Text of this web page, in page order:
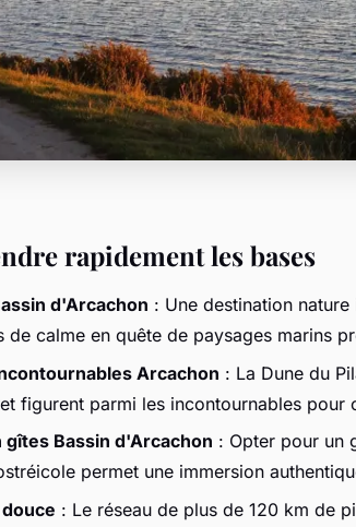
rapidement les bases
d'Arcachon : Une destination
de calme en quête de paysages marins
Arcachon : La Dune du
figurent parmi les incontournables pour
gîtes Bassin d'Arcachon : Opter pour un
permet une immersion
: Le réseau de plus de 120 km de